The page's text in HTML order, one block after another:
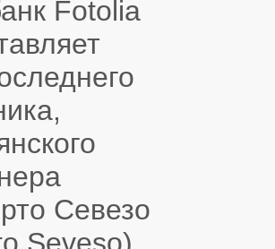
Fotolia
Севезо
Seveso).